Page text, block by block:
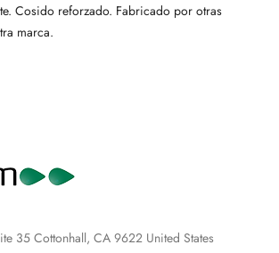
Cosido reforzado. Fabricado por otras
marca.
35 Cottonhall, CA 9622 United States